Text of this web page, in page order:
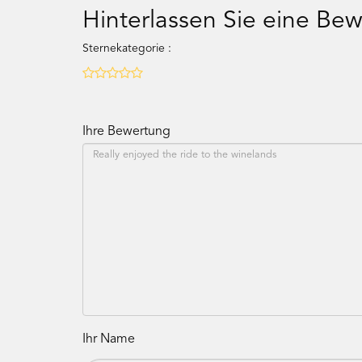
Hinterlassen Sie eine
Sternekategorie :
Ihre Bewertung
Ihr Name